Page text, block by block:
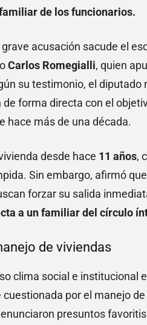
de los funcionarios.
grave acusación sacude el
Carlos Romegialli, quien
su testimonio, el diputado
de forma directa con el
hace más de una década.
desde hace 11 años,
Sin embargo, afirmó
forzar su salida
a un familiar del círculo
de viviendas
clima social e institucional
por el manejo
presuntos